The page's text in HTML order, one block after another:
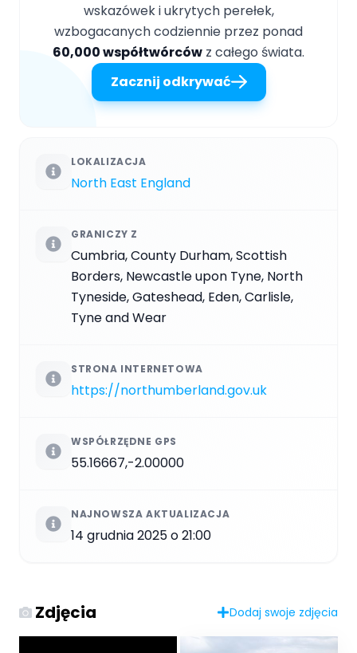
wskazówek i ukrytych perełek,
wzbogacanych codziennie przez ponad
60,000 współtwórców z całego świata.
Zacznij odkrywać
LOKALIZACJA
North East England
GRANICZY Z
Cumbria, County Durham, Scottish
Borders, Newcastle upon Tyne, North
Tyneside, Gateshead, Eden, Carlisle,
Tyne and Wear
STRONA INTERNETOWA
https://northumberland.gov.uk
WSPÓŁRZĘDNE GPS
55.16667,-2.00000
NAJNOWSZA AKTUALIZACJA
14 grudnia 2025 o 21:00
Zdjęcia Dodaj swoje zdjęcia